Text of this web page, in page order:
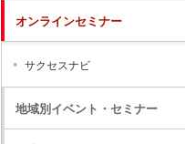
オンラインセミナー
サクセスナビ
地域別イベント・セミナー